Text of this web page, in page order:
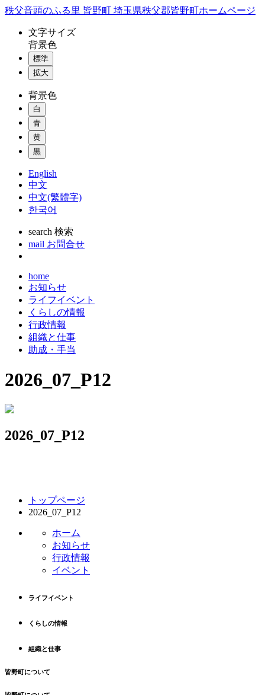
コ
秩父音頭のふる里 皆野町 埼玉県秩父郡皆野町ホームページ
文字サイズ
背景色
標準
拡大
背景色
白
青
黄
黒
English
中文
中文(繁體字)
한국어
search 検索
mail お問合せ
home
お知らせ
ライフイベント
くらしの情報
行政情報
組織と仕事
助成・手当
2026_07_P12
2026_07_P12
トップページ
2026_07_P12
ホーム
お知らせ
行政情報
イベント
ライフイベント
くらしの情報
組織と仕事
皆野町について